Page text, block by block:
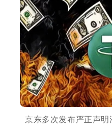
京东多次发布严正声明